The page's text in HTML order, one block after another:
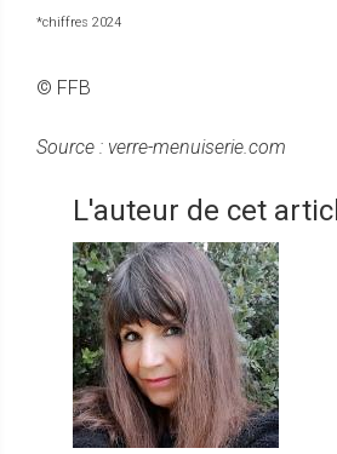
*chiffres 2024
© FFB
Source : verre-menuiserie.com
L'auteur de cet